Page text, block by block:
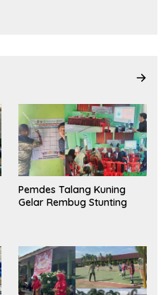
Pemdes Talang Kuning
Gelar Rembug Stunting